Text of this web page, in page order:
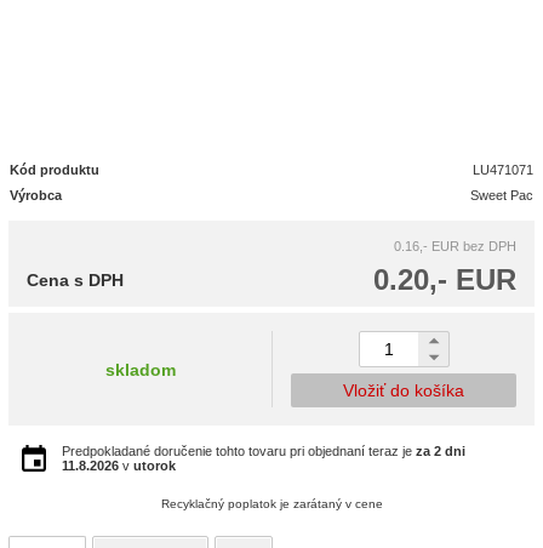
Kód produktu
LU471071
Výrobca
Sweet Pac
0.16,- EUR bez DPH
0.20,- EUR
Cena s DPH
skladom
Vložiť do košíka
Predpokladané doručenie tohto tovaru pri objednaní teraz je za 2 dni
11.8.2026 v utorok
Recyklačný poplatok je zarátaný v cene